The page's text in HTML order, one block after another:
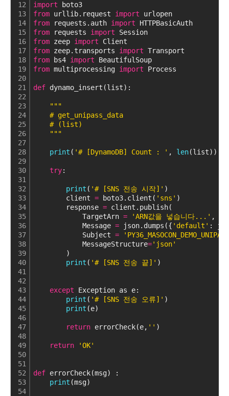
12
13
14
15
16
17
18
19
20
21
22
23
24
25
26
27
28
29
30
31
32
33
34
35
36
37
38
39
40
41
42
43
44
45
46
47
48
49
50
51
52
53
54
import boto3
from urllib.request import urlopen
from requests.auth import HTTPBasicAuth
from requests import Session
from zeep import Client
from zeep.transports import Transport
from bs4 import BeautifulSoup
from multiprocessing import Process
def dynamo_insert(list):
"""
# get_unipass_data
# (list)
"""
print ( '# [DynamoDB] Count : ' , len(list))
try:
print ( '# [SNS 전송 시작]' )
client = boto3.client( 'sns' )
response = client.publish(
TargetArn = 'ARN값을 넣습니다...' ,
Message = json.dumps({ 'default' :
Subject =
MessageStructure='json'
)
print ( '# [SNS 전송 끝]' )
except Exception as e:
print ( '# [SNS 전송 오류]' )
print (e)
return errorCheck(e, '' )
return 'OK'
def errorCheck(msg) :
print (msg)